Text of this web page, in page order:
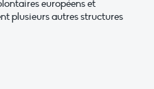
européens et
plusieurs autres structures